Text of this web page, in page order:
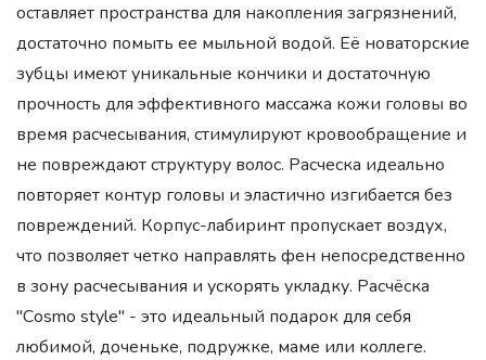
оставляет пространства для накопления загрязнений,
достаточно помыть ее мыльной водой. Её новаторские
зубцы имеют уникальные кончики и достаточную
прочность для эффективного массажа кожи головы во
время расчесывания, стимулируют кровообращение и
не повреждают структуру волос. Расческа идеально
повторяет контур головы и эластично изгибается без
повреждений. Корпус-лабиринт пропускает воздух,
что позволяет четко направлять фен непосредственно
в зону расчесывания и ускорять укладку. Расчёска
"Сosmo style" - это идеальный подарок для себя
любимой, доченьке, подружке, маме или коллеге.